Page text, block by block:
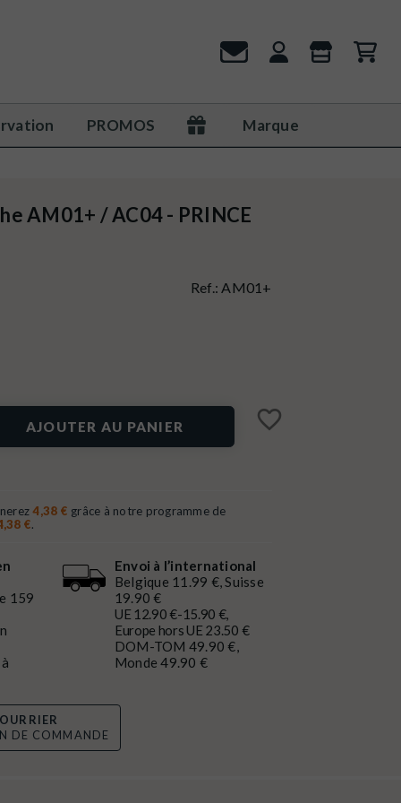
PROMOS Marque
AM01+ / AC04 - PRINCE
Ref.:AM01+
AJOUTER AU PANIER favorite_border
4,38 € grâce à notre programme de
€.
159
Envoi à l’international
Belgique 11.99 €, Suisse
19.90 €
UE 12.90 €-15.90 €,
Europe hors UE 23.50 €
DOM-TOM 49.90 €,
Monde 49.90 €
DE COMMANDE